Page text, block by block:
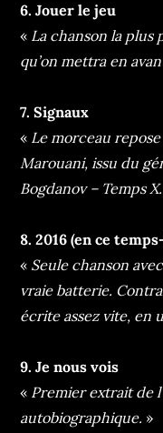
6. Jouer le jeu
« La chanson la plus
qu’on mettra en
7. Signaux
« Le morceau
Marouani, issu du
Bogdanov – Temps
8. 2016 (en ce
« Seule chanson
vraie batterie.
écrite assez vite, en
9. Je nous vois
« Premier extrait de
autobiographique. »